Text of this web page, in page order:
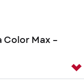
Color Max –